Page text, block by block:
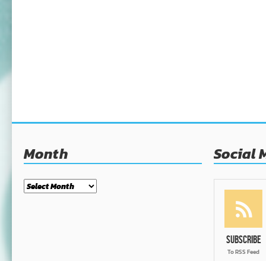
Month
Month
Social
Subscribe
To RSS Feed